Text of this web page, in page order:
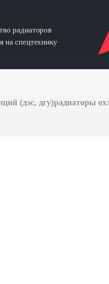
радиаторов
на спецтехнику
(дэс, дгу)радиаторы